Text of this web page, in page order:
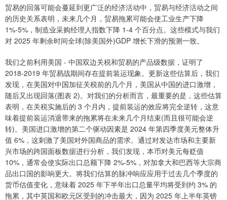
贸易的回落可能会蔓延到更广泛的经济活动中，贸易与经济活动之间
的历史关系表明，未来几个月，贸易拖累可能会使工业生产下降
1%-5%，制造业采购经理人指数下降 1-4 个百分点。这些模式与我们
对 2025 年剩余时间全球(除美国外)GDP 增长下滑的预测一致。
我们之前利用美国 - 中国双边关税和贸易的产品级数据，证明了
2018-2019 年贸易战期间存在提前装运现象。更新这些估算后，我们
发现，在美国对中国加征关税前的几个月，美国从中国的进口激增，
随后又出现回落(图表 2)。对我们的分析而言，最重要的是，这些估算
表明，在关税实施后的 3 个月内，提前装运的效应将完全逆转，这意
味着提前装运消退带来的拖累将在未来几个月结束(而且很可能会逆
转)。美国进口激增的第二个驱动因素是 2024 年第四季度美元整体升
值 6%，这刺激了美国对外国商品的需求。通过对发达市场和主要新
兴市场的跨国面板数据进行分析，我们发现，本币对美元每贬值
10%，通常会使实际出口总额下降 2%-5%，对加拿大和巴西等大宗商
品出口国的影响更大。将我们估算的脉冲响应应用于过去几个季度的
货币估值变化，意味着 2025 年下半年出口总量平均将受到约 3% 的
拖累，其中英国和欧元区受到的冲击最大，因为 2025 年上半年英镑